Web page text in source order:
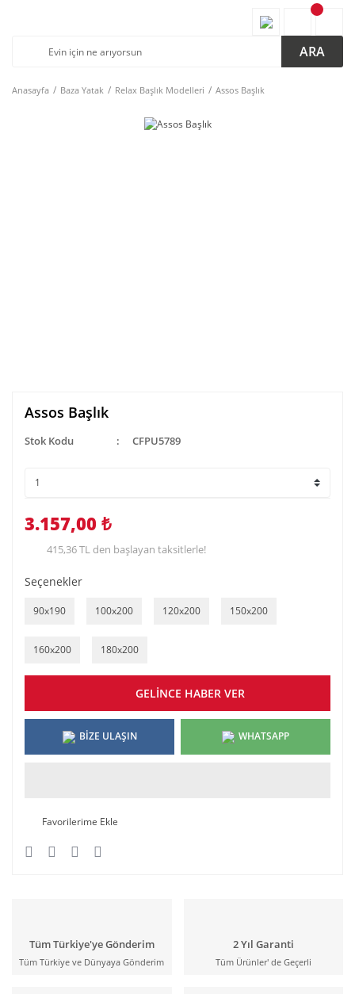
ARA
Anasayfa Baza Yatak Relax Başlık Modelleri Assos Başlık
Assos Başlık
Stok Kodu CFPU5789
3.157,00 ₺
415,36 TL den başlayan taksitlerle!
Seçenekler
90x190 100x200 120x200 150x200
160x200 180x200
GELİNCE HABER VER
BİZE ULAŞIN WHATSAPP
Tüm Türkiye'ye Gönderim
Tüm Türkiye ve Dünyaya Gönderim
2 Yıl Garanti
Tüm Ürünler' de Geçerli